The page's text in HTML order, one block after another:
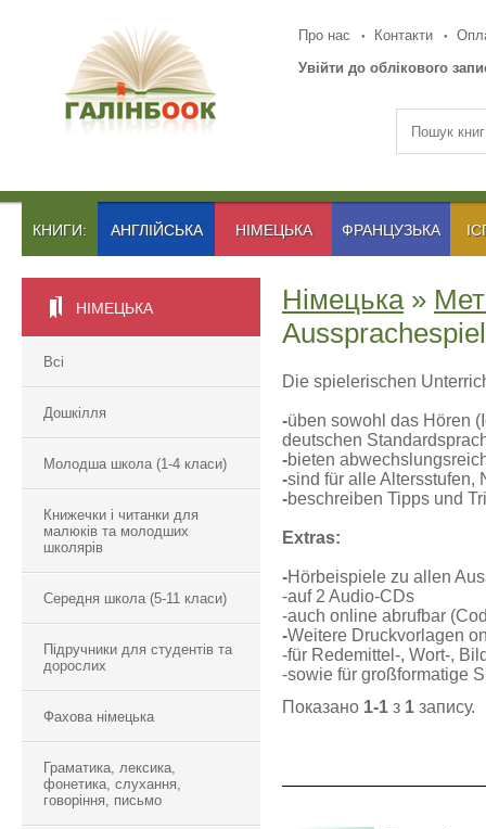
Про нас Контакти
Увійти до облікового
КНИГИ: АНГЛІЙСЬКА НІМЕЦЬКА ФРАНЦУЗЬКА
НІМЕЦЬКА
Всі
Дошкілля
Молодша школа (1-4 класи)
Книжечки і читанки для
малюків та молодших
школярів
Середня школа (5-11 класи)
Підручники для студентів та
дорослих
Фахова німецька
Граматика, лексика,
фонетика, слухання,
говоріння, письмо
Німецька»
Die spielerischen
-üben sowohl das Hören
deutschen
-bieten
-sind für alle Altersstufen,
-beschreiben Tipps und
Extras:
-Hörbeispiele zu allen
-auf 2 Audio-CDs
-auch online abrufbar
-Weitere Druckvorlagen
-für Redemittel-, Wort-,
-sowie für großformatige
Показано 1-1 з 1 запису.